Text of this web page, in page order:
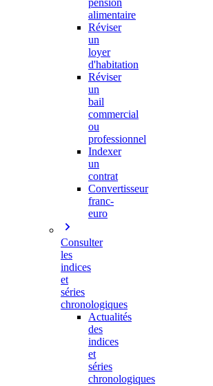
pension
alimentaire
Réviser
un
loyer
d'habitation
Réviser
un
bail
commercial
ou
professionnel
Indexer
un
contrat
Convertisseur
franc-
euro
Consulter
les
indices
et
séries
chronologiques
Actualités
des
indices
et
séries
chronologiques